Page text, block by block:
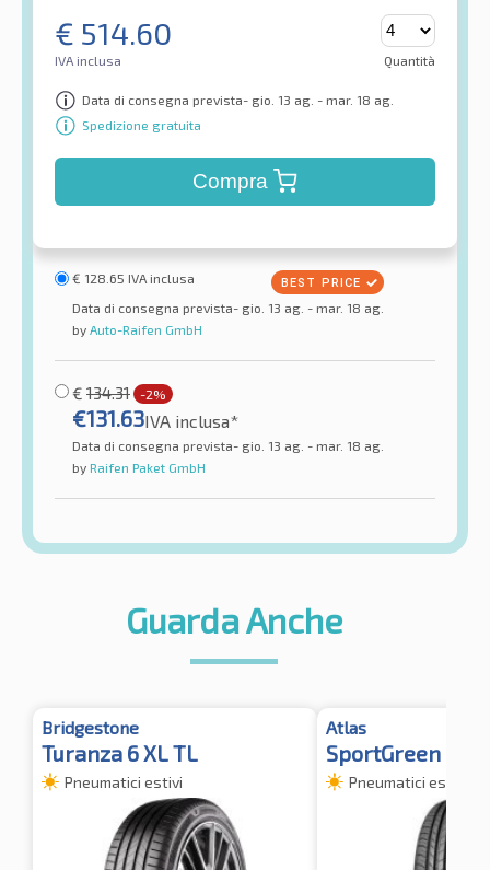
€ 514.60
IVA inclusa Quantità
Data di consegna prevista- gio. 13 ag. - mar. 18 ag.
Spedizione gratuita
Compra
€ 128.65 IVA inclusa
Data di consegna prevista- gio. 13 ag. - mar. 18 ag.
by Auto-Raifen GmbH
€ 134.31 -2%
€131.63IVA inclusa*
Data di consegna prevista- gio. 13 ag. - mar. 18 ag.
by Raifen Paket GmbH
Guarda Anche
Bridgestone
Turanza 6 XL TL
Pneumatici estivi
Atlas
SportGreen SUV
Pneumatici estivi